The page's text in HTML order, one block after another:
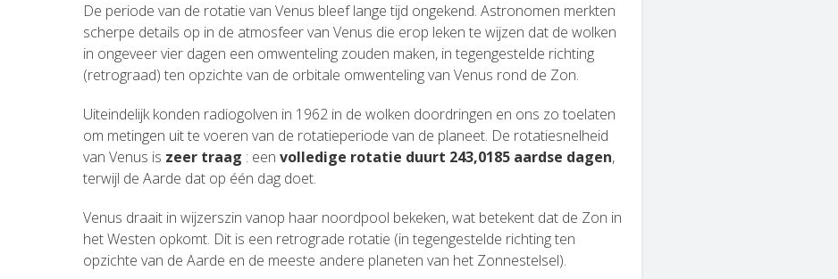
De periode van de rotatie van Venus bleef lange tijd ongekend. Astronomen merkten
scherpe details op in de atmosfeer van Venus die erop leken te wijzen dat de wolken
in ongeveer vier dagen een omwenteling zouden maken, in tegengestelde richting
(retrograad) ten opzichte van de orbitale omwenteling van Venus rond de Zon.
Uiteindelijk konden radiogolven in 1962 in de wolken doordringen en ons zo toelaten
om metingen uit te voeren van de rotatieperiode van de planeet. De rotatiesnelheid
van Venus is zeer traag : eenvolledige rotatie duurt 243,0185 aardse dagen,
terwijl de Aarde dat op één dag doet.
Venus draait in wijzerszin vanop haar noordpool bekeken, wat betekent dat de Zon in
het Westen opkomt. Dit is een retrograde rotatie (in tegengestelde richting ten
opzichte van de Aarde en de meeste andere planeten van het Zonnestelsel).